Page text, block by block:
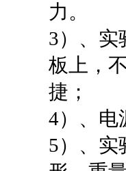
力。
3）、实
板上，
捷；
4）、电
5）、实